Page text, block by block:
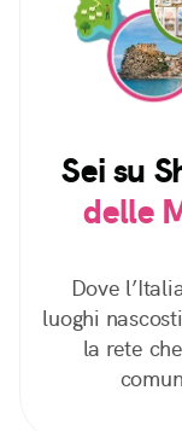
Sei su
delle
Dove
luoghi
la rete